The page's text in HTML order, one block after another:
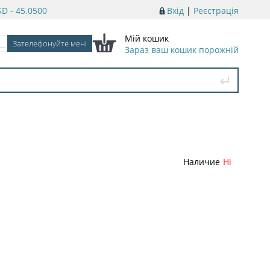
Вхід | Реєстрація
- 45.0500
Мій кошик
Зараз ваш кошик порожній
Наличие Ні